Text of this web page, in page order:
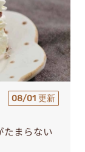
08/01 更新
たまらない